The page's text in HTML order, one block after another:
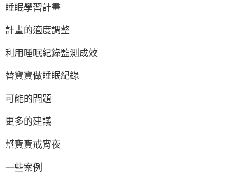
睡眠學習計畫
計畫的適度調整
利用睡眠紀錄監測成效
替寶寶做睡眠紀錄
可能的問題
更多的建議
幫寶寶戒宵夜
一些案例